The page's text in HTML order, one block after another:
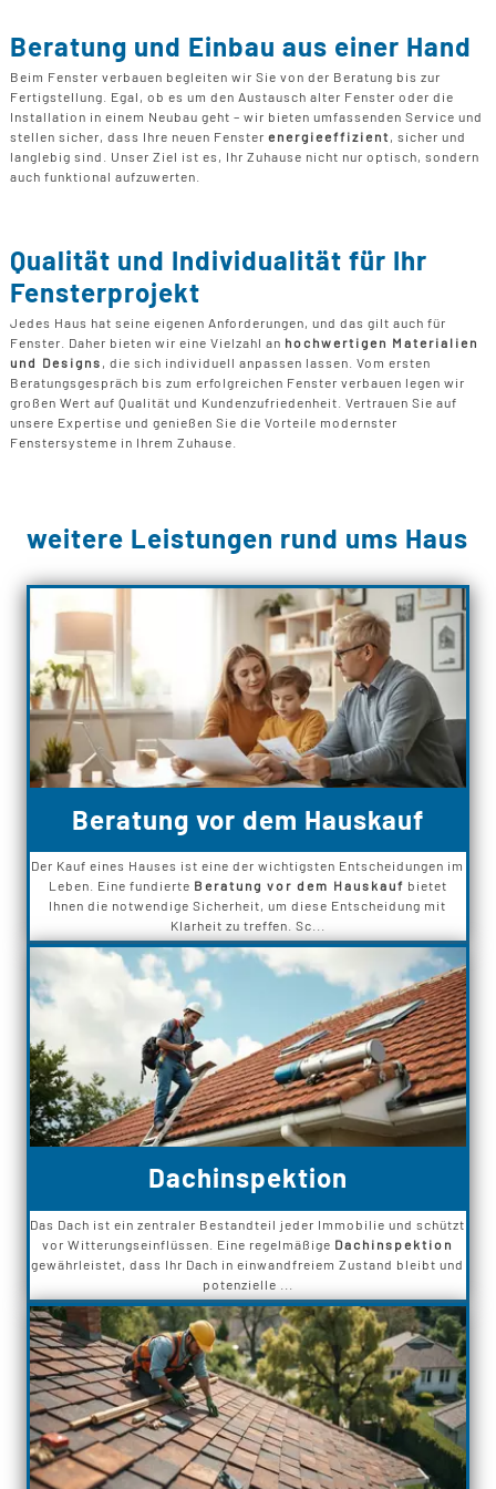
Beratung und Einbau aus einer Hand
Beim Fenster verbauen begleiten wir Sie von der Beratung bis zur
Fertigstellung. Egal, ob es um den Austausch alter Fenster oder die
Installation in einem Neubau geht – wir bieten umfassenden Service und
stellen sicher, dass Ihre neuen Fenster energieeffizient
, sicher und
langlebig sind. Unser Ziel ist es, Ihr Zuhause nicht nur optisch, sondern
auch funktional aufzuwerten.
Qualität und Individualität für Ihr
Fensterprojekt
Jedes Haus hat seine eigenen Anforderungen, und das gilt auch für
Fenster. Daher bieten wir eine Vielzahl an hochwertigen Materialien
und Designs
, die sich individuell anpassen lassen. Vom ersten
Beratungsgespräch bis zum erfolgreichen Fenster verbauen legen wir
großen Wert auf Qualität und Kundenzufriedenheit. Vertrauen Sie auf
unsere Expertise und genießen Sie die Vorteile modernster
Fenstersysteme in Ihrem Zuhause.
weitere Leistungen rund ums Haus
Beratung vor dem Hauskauf
Der Kauf eines Hauses ist eine der wichtigsten Entscheidungen im
Leben. Eine fundierte Beratung vor dem Hauskauf bietet
Ihnen die notwendige Sicherheit, um diese Entscheidung mit
Klarheit zu treffen. Sc...
Dachinspektion
Das Dach ist ein zentraler Bestandteil jeder Immobilie und schützt
vor Witterungseinflüssen. Eine regelmäßige Dachinspektion
gewährleistet, dass Ihr Dach in einwandfreiem Zustand bleibt und
potenzielle ...